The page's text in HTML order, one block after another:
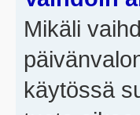
Mikäli
käytössä